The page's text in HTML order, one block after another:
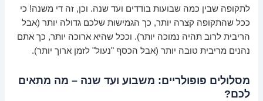
לתקופה שבין כמה שבועות בודדים ועד שנה. וכן, זה די משנה! כי
ככל שהתקופה קצרה יותר, כך הגמישות שלכם גדולה יותר (אבל
הריבית לרוב תהיה נמוכה יותר). וככל שהיא ארוכה יותר, כך אתם
נהנים מריבית טובה יותר (אבל הכסף "נעול" לזמן ארוך יותר).
מסלולים פופולריים: משבוע ועד שנה – מה מתאים
לכם?